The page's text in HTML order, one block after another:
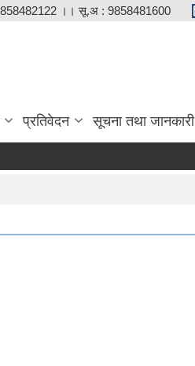
9858482122 ।। सू.अ : 9858481600
प्रतिवेदन सूचना तथा जानकारी